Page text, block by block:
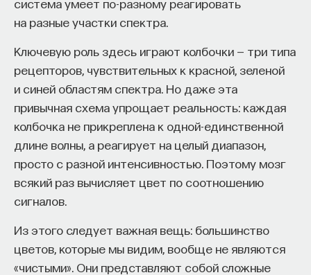
на разные участки спектра.
Ключевую роль здесь играют колбочки — три типа
рецепторов, чувствительных к красной, зеленой
и синей областям спектра. Но даже эта
привычная схема упрощает реальность: каждая
колбочка не прикреплена к одной-единственной
длине волны, а реагирует на целый диапазон,
просто с разной интенсивностью. Поэтому мозг
всякий раз вычисляет цвет по соотношению
сигналов.
Из этого следует важная вещь: большинство
цветов, которые мы видим, вообще не являются
«чистыми». Они представляют собой сложные
Deep-Tech и Biotech проекты по всему миру. Если
вы занимаетесь биоинформатикой, молекулярной
дисциплинами, проект поможет вам найти место
в командах, меняющих индустрию.
Как стать участником:
Заполнить анкету кандидата
Посмотреть текущие вакансии
Образование работает дольше,
чем кажется
«Тема кажется простой: мы определяем цели,
движемся к ним — и дальше все должно
работать. Но в реальности с целеполаганием все